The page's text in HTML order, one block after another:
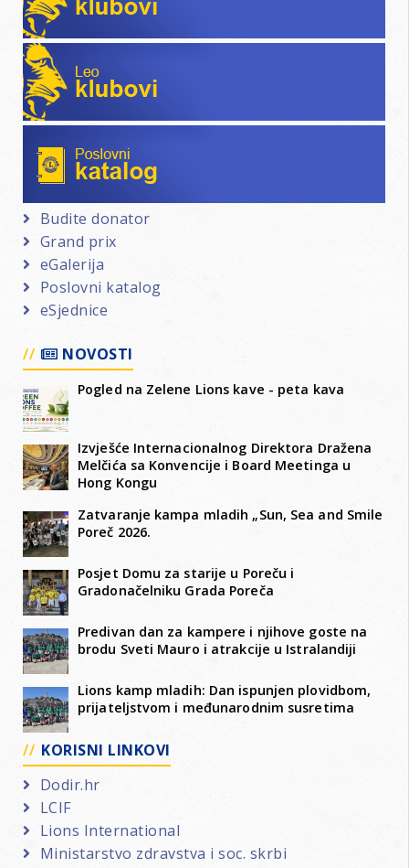
Leo klubovi
Budite donator
Grand prix
eGalerija
Poslovni katalog
eSjednice
NOVOSTI
Pogled na Zelene Lions kave - peta kava
Izvješće Internacionalnog Direktora Dražena
Melčića sa Konvencije i Board Meetinga u
Hong Kongu
Zatvaranje kampa mladih „Sun, Sea and Smile
Poreč 2026.
Posjet Domu za starije u Poreču i
Gradonačelniku Grada Poreča
Predivan dan za kampere i njihove goste na
brodu Sveti Mauro i atrakcije u Istralandiji
Lions kamp mladih: Dan ispunjen plovidbom,
prijateljstvom i međunarodnim susretima
KORISNI LINKOVI
Dodir.hr
LCIF
Lions International
Ministarstvo zdravstva i soc. skrbi